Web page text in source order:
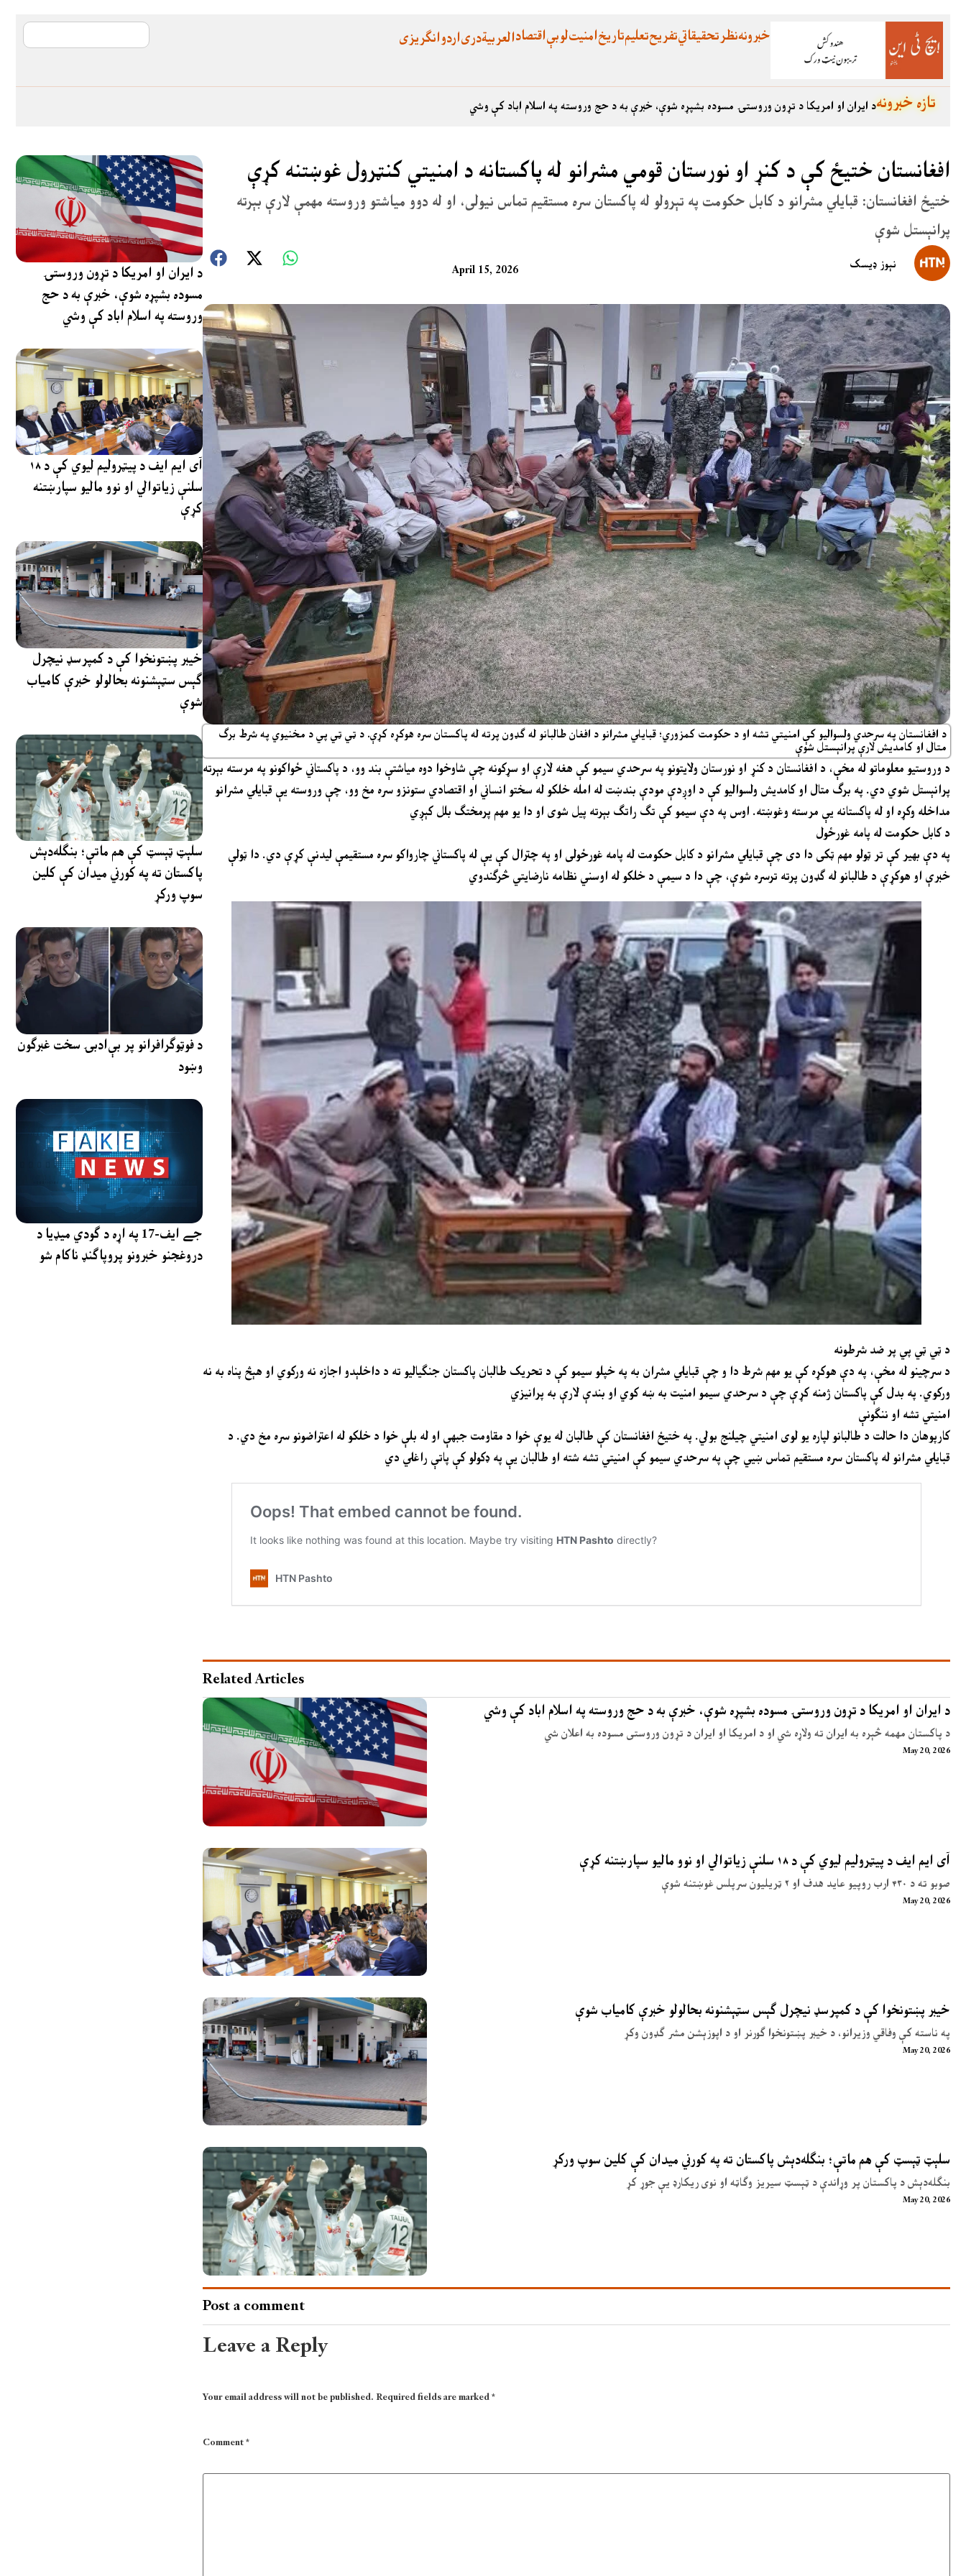
اقتصادلوبېامنیتتاریختعلیمتفریحتحقیقاتينظرخبرونه انگریزیاردودریالعربية
د ایران او امریکا د تړون وروستۍ مسوده بشپړه شوې، خبرې به د حج وروسته په اسلام اباد کې وشيتازه خبرونه
د ایران او امریکا د تړون وروستۍ
مسوده بشپړه شوې، خبرې به د حج
وروسته په اسلام اباد کې وشي
آی ایم ایف د پیټرولیم لیوي کې د ۱۸
سلنې زیاتوالي او نوو مالیو سپارښتنه
کړې
خیبر پښتونخوا کې د کمپرسډ نیچرل
ګېس سټېشنونه بحالولو خبرې کامیاب
شوې
سلېټ ټېسټ کې هم ماتې؛ بنګله‌دېش
پاکستان ته په کورني میدان کې کلین
سوپ ورکړ
د فوټوګرافرانو پر بې‌ادبۍ سخت غبرګون
وښود
جے ایف-17 په اړه د ګودي میډیا د
دروغجنو خبرونو پروپاګنډ ناکام شو
افغانستان ختیځ کې د کنړ او نورستان قومي مشرانو له پاکستانه د امنیتي کنټرول غوښتنه کړې
ختیځ افغانستان: قبایلي مشرانو د کابل حکومت په تېرولو له پاکستان سره مستقیم تماس نیولی، او له دوو میاشتو وروسته مهمې لارې بېرته
پرانېستل شوې
April 15, 2026 نېوز ډیسک
د افغانستان په سرحدي ولسوالیو کې امنیتي تشه او د حکومت کمزوري؛ قبایلي مشرانو د افغان طالبانو له ګډون پرته له پاکستان سره هوکړه کړې. د ټي ټي پي د مخنیوي په شرط برګ
متال او کامدیش لارې پرانېستل شوې
د وروستیو معلوماتو له مخې، د افغانستان د کنړ او نورستان ولایتونو په سرحدي سیمو کې هغه لارې او سړکونه چې شاوخوا دوه میاشتې بند وو، د پاکستاني ځواکونو په مرسته بېرته
پرانېستل شوي دي. په برګ متال او کامدیش ولسوالیو کې د اوږدې مودې بندښت له امله خلکو له سختو انساني او اقتصادي ستونزو سره مخ وو، چې وروسته یې قبایلي مشرانو
مداخله وکړه او له پاکستانه یې مرسته وغوښته. اوس په دې سیمو کې تګ راتګ بېرته پیل شوی او دا یو مهم پرمختګ بلل کېږي
د کابل حکومت له پامه غورځول
په دې بهیر کې تر ټولو مهم ټکی دا دی چې قبایلي مشرانو د کابل حکومت له پامه غورځولی او په چترال کې یې له پاکستاني چارواکو سره مستقیمې لیدنې کړې دي. دا ټولې
خبرې او هوکړې د طالبانو له ګډون پرته ترسره شوې، چې دا د سیمې د خلکو له اوسني نظامه نارضایتي څرګندوي
د ټي ټي پي پر ضد شرطونه
د سرچینو له مخې، په دې هوکړه کې یو مهم شرط دا و چې قبایلي مشران به په خپلو سیمو کې د تحریک طالبان پاکستان جنګیالیو ته د داخلېدو اجازه نه ورکوي او هېڅ پناه به نه
ورکوي. په بدل کې پاکستان ژمنه کړې چې د سرحدي سیمو امنیت به ښه کوي او بندې لارې به پرانیزي
امنیتي تشه او ننګونې
کارپوهان دا حالت د طالبانو لپاره یو لوی امنیتي چیلنج بولي. په ختیځ افغانستان کې طالبان له یوې خوا د مقاومت جبهې او له بلې خوا د خلکو له اعتراضونو سره مخ دي. د
قبایلي مشرانو له پاکستان سره مستقیم تماس ښيي چې په سرحدي سیمو کې امنیتي تشه شته او طالبان یې په ډکولو کې پاتې راغلي دي
Related Articles
د ایران او امریکا د تړون وروستۍ مسوده بشپړه شوې، خبرې به د حج وروسته په اسلام اباد کې وشي
د پاکستان مهمه څېره به ایران ته ولاړه شي او د امریکا او ایران د تړون وروستی مسوده به اعلان شي
May 20, 2026
آی ایم ایف د پیټرولیم لیوي کې د ۱۸ سلنې زیاتوالي او نوو مالیو سپارښتنه کړې
صوبو ته د ۴۳۰ ارب روپیو عاید هدف او ۲ ټریلیون سرپلس غوښتنه شوې
May 20, 2026
خیبر پښتونخوا کې د کمپرسډ نیچرل ګېس سټېشنونه بحالولو خبرې کامیاب شوې
په ناسته کې وفاقي وزیرانو، د خیبر پښتونخوا ګورنر او د اپوزېشن مشر ګډون وکړ
May 20, 2026
سلېټ ټېسټ کې هم ماتې؛ بنګله‌دېش پاکستان ته په کورني میدان کې کلین سوپ ورکړ
بنګله‌دېش د پاکستان پر وړاندې د ټېسټ سیریز وګاټه او نوی ریکارډ یې جوړ کړ
May 20, 2026
Post a comment
Leave a Reply
Your email address will not be published.Required fields are marked*
Comment*